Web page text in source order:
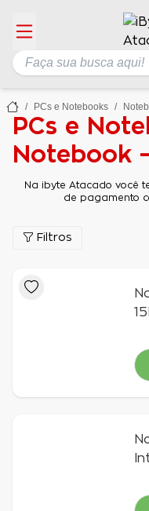
PCs e Notebooks
PCs e
Notebook
Na ibyte Atacado você
de pagamento
Filtros